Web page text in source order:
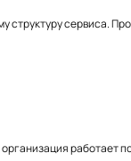
структуру сервиса.
работает